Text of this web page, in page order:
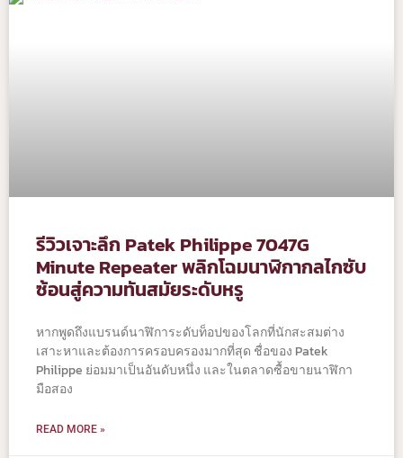
รีวิวเจาะลึก Patek Philippe 7047G
Minute Repeater พลิกโฉมนาฬิกากลไกซับ
ซ้อนสู่ความทันสมัยระดับหรู
หากพูดถึงแบรนด์นาฬิการะดับท็อปของโลกที่นักสะสมต่าง
เสาะหาและต้องการครอบครองมากที่สุด ชื่อของ Patek
Philippe ย่อมมาเป็นอันดับหนึ่ง และในตลาดซื้อขายนาฬิกา
มือสอง
READ MORE »